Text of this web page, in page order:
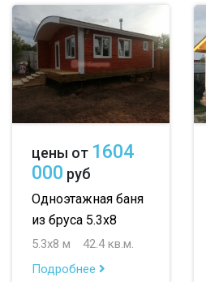
цены от 1604
000 руб
Одноэтажная баня
из бруса 5.3х8
5.3х8 м
42.4 кв.м.
Подробнее